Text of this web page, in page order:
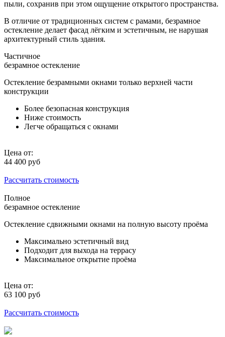
пыли, сохранив при этом ощущение открытого пространства.
В отличие от традиционных систем с рамами, безрамное
остекление делает фасад лёгким и эстетичным, не нарушая
архитектурный стиль здания.
Частичное
безрамное остекление
Остекление безрамными окнами только верхней части
конструкции
Более безопасная конструкция
Ниже стоимость
Легче обращаться с окнами
Цена от:
44 400 руб
Рассчитать стоимость
Полное
безрамное остекление
Остекление сдвижными окнами на полную высоту проёма
Максимально эстетичный вид
Подходит для выхода на террасу
Максимальное открытие проёма
Цена от:
63 100 руб
Рассчитать стоимость